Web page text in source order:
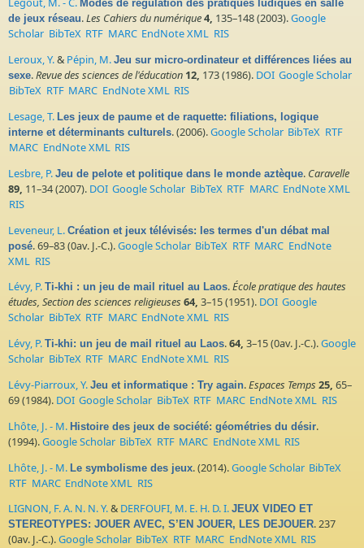
Modes de régulation des pratiques ludiques en salle
de jeux réseau.Les Cahiers du numérique4, 135–148 (2003).Google
Scholar BibTeX RTF MARC EndNote XML RIS
Leroux, Y.& Pépin, M. Jeu sur micro-ordinateur et différences liées au
sexe.Revue des sciences de l'éducation 12, 173 (1986). DOI Google Scholar
BibTeX RTF MARC EndNote XML RIS
Lesage, T. Les jeux de paume et de raquette: filiations, logique
interne et déterminants culturels. (2006).Google Scholar BibTeX RTF
MARC EndNote XML RIS
Lesbre, P. Jeu de pelote et politique dans le monde aztèque. Caravelle
89, 11–34 (2007). DOI Google Scholar BibTeX RTF MARC EndNote XML
RIS
Leveneur, L. Création et jeux télévisés: les termes d'un débat mal
posé. 69–83 (0av. J.-C.).Google Scholar BibTeX RTF MARC EndNote
XML
RIS
Lévy, P. Ti-khi : un jeu de mail rituel au Laos.École pratique des hautes
études, Section des sciences religieuses 64, 3–15 (1951). DOI Google
Scholar BibTeX RTF MARC EndNote XML RIS
Lévy, P. Ti-khi: un jeu de mail rituel au Laos.64, 3–15 (0av. J.-C.).Google
Scholar BibTeX RTF MARC EndNote XML RIS
Lévy-Piarroux, Y. Jeu et informatique : Try again.Espaces Temps 25, 65–
69 (1984). DOI Google Scholar BibTeX RTF MARC EndNote XML RIS
Lhôte, J. - M. Histoire des jeux de société: géométries du désir.
(1994).Google Scholar BibTeX RTF MARC EndNote XML RIS
Lhôte, J. - M. Le symbolisme des jeux. (2014).Google Scholar BibTeX
RTF MARC EndNote XML
RIS
LIGNON, F. A. N. N. Y.& DERFOUFI, M. E. H. D. I. JEUX VIDEO ET
STEREOTYPES: JOUER AVEC, S’EN JOUER, LES DEJOUER. 237
(0av. J.-C.).Google Scholar BibTeX RTF MARC EndNote XML RIS